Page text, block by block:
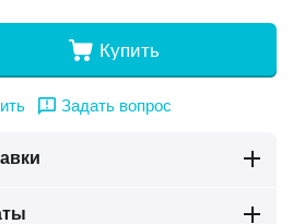
Купить
Задать вопрос